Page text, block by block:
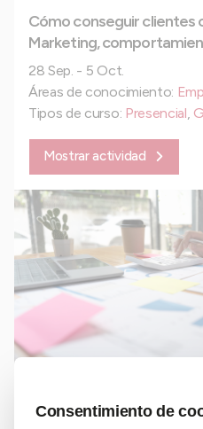
Cómo conseguir clientes
Marketing,
28 Sep. - 5 Oct.
Áreas de conocimiento:
Tipos de curso: Presencial,
Mostrar actividad
19 Oct. - 23 Oct.